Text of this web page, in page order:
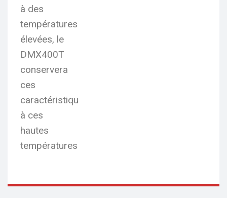
à des
températures
élevées, le
DMX400T
conservera
ces
caractéristiques
à ces
hautes
températures.